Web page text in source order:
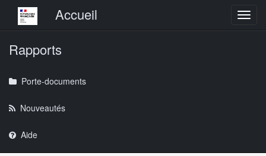
Menu principalAccueil
Rapports
Porte-documents
Nouveautés
Aide